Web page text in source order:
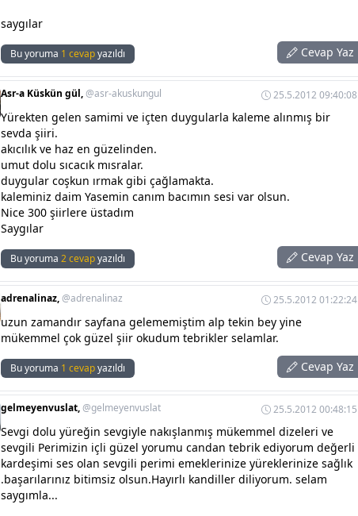
saygılar
Bu yoruma 1 cevapyazıldı Cevap Yaz
Asr-a Küskün gül,@asr-akuskungul 25.5.2012 09:40:08
Yürekten gelen samimi ve içten duygularla kaleme alınmış bir
sevda şiiri.
akıcılık ve haz en güzelinden.
umut dolu sıcacık mısralar.
duygular coşkun ırmak gibi çağlamakta.
kaleminiz daim Yasemin canım bacımın sesi var olsun.
Nice 300 şiirlere üstadım
Saygılar
Bu yoruma 2 cevapyazıldı Cevap Yaz
adrenalinaz,@adrenalinaz 25.5.2012 01:22:24
uzun zamandır sayfana gelememiştim alp tekin bey yine
mükemmel çok güzel şiir okudum tebrikler selamlar.
Bu yoruma 1 cevapyazıldı Cevap Yaz
gelmeyenvuslat,@gelmeyenvuslat 25.5.2012 00:48:15
Sevgi dolu yüreğin sevgiyle nakışlanmış mükemmel dizeleri ve
sevgili Perimizin içli güzel yorumu candan tebrik ediyorum değerli
kardeşimi ses olan sevgili perimi emeklerinize yüreklerinize sağlık
.başarılarınız bitimsiz olsun.Hayırlı kandiller diliyorum. selam
saygımla...